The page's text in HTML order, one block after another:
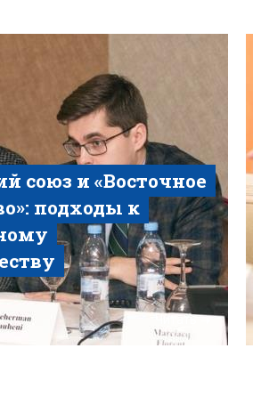
союз и «Восточное
подходы к
Читать